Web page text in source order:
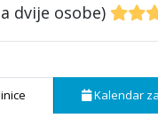
dvije osobe)
Kalendar